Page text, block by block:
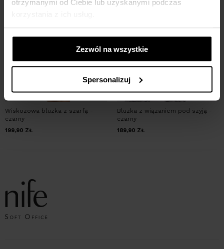
otrzymanymi od Ciebie lub uzyskanymi podczas
Zezwól na wszystkie
Spersonalizuj
Wiskozowa bluzka z szarfą -
czarny
199,90 ZŁ
Bluzka z wiązaniem pod szyją -
czarny
189,90 ZŁ